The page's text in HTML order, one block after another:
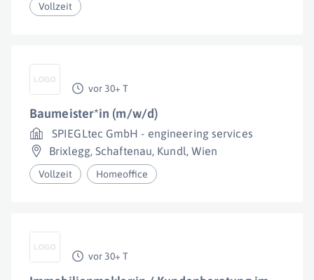
Vollzeit
vor 30+ T
Baumeister*in (m/w/d)
SPIEGLtec GmbH - engineering services
Brixlegg,Schaftenau, Kundl, Wien
Vollzeit Homeoffice
vor 30+ T